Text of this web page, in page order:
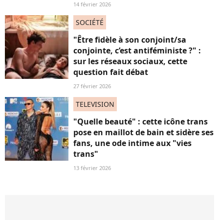
14 février 2026
SOCIÉTÉ
"Être fidèle à son conjoint/sa
conjointe, c’est antiféministe ?" :
sur les réseaux sociaux, cette
question fait débat
27 février 2026
TELEVISION
"Quelle beauté" : cette icône trans
pose en maillot de bain et sidère ses
fans, une ode intime aux "vies
trans"
13 février 2026